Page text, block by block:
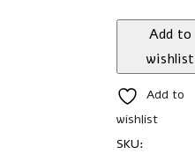
Add to
wishlist
Add to
wishlist
SKU: